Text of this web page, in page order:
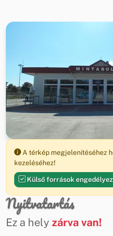
A térkép megjelenítéséhez
kezeléséhez!
Külső források
Nyitvatartás
Ez a hely zárva van!